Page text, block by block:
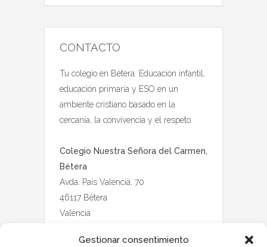
Gestionar consentimiento
CONTACTO
Tu colegio en Bétera. Educación infantil,
educación primaria y ESO en un
ambiente cristiano basado en la
cercanía, la convivencia y el respeto.
Colegio Nuestra Señora del Carmen,
Bétera
Avda. País Valencià, 70
46117 Bétera
València